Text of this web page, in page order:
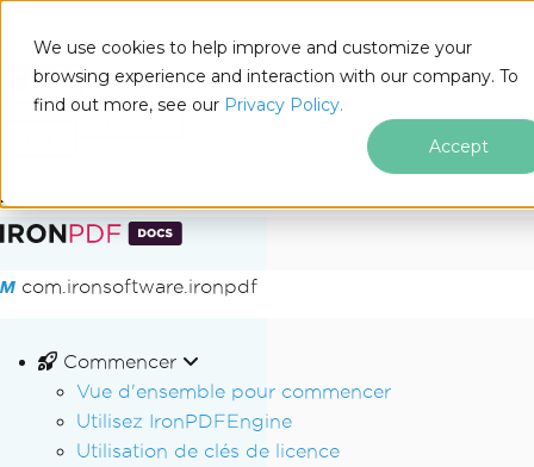
We use cookies to help improve and customize your
browsing experience and interaction with our company. To
find out more, see our Privacy Policy.
Accept
Passer au contenu du pied de page
Docs
Sur cette page
com.ironsoftware.ironpdf
Commencer
Vue d'ensemble pour commencer
Utilisez IronPDFEngine
Utilisation de clés de licence